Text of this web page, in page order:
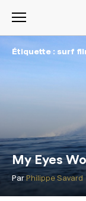
Étiquette : surf
My Eyes
Par Philippe Savard